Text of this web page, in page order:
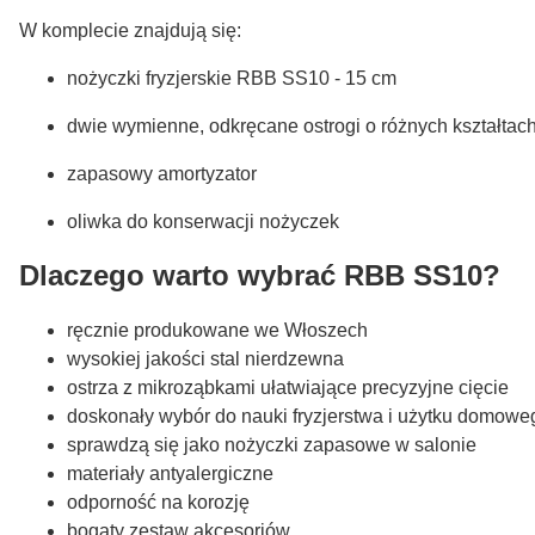
W komplecie znajdują się:
nożyczki fryzjerskie RBB SS10 - 15 cm
dwie wymienne, odkręcane ostrogi o różnych
zapasowy amortyzator
oliwka do konserwacji nożyczek
Dlaczego warto wybrać RBB SS10?
ręcznie produkowane we Włoszech
wysokiej jakości stal nierdzewna
ostrza z mikroząbkami ułatwiające precyzyjne cięcie
doskonały wybór do nauki fryzjerstwa i użytku
sprawdzą się jako nożyczki zapasowe w salonie
materiały antyalergiczne
odporność na korozję